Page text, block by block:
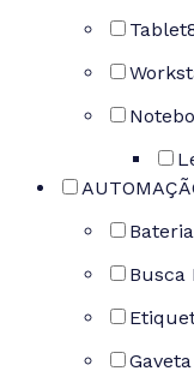
Tablet
Busca